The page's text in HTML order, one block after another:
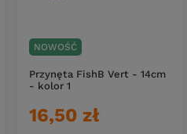
NOWOŚĆ
Przynęta FishB Vert - 14cm
- kolor 1
16,50 zł